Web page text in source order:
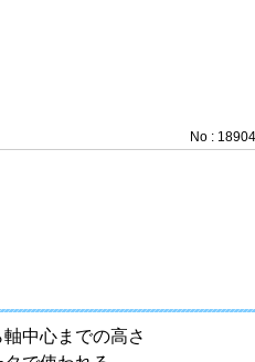
No : 18904
中心までの高さ